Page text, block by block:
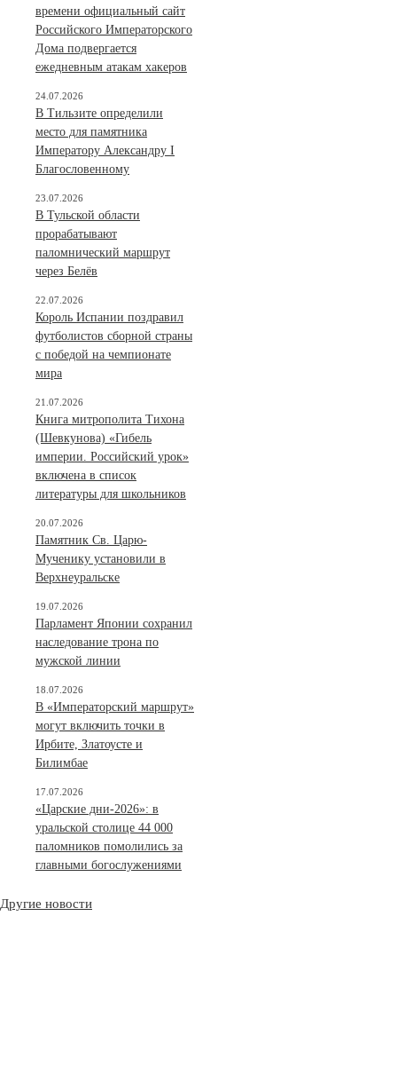
времени официальный сайт
Российского Императорского
Дома подвергается
ежедневным атакам хакеров
В Тильзите определили
место для памятника
Императору Александру I
Благословенному
24.07.2026
В Тульской области
прорабатывают
паломнический маршрут
через Белёв
23.07.2026
Король Испании поздравил
футболистов сборной страны
с победой на чемпионате
мира
22.07.2026
Книга митрополита Тихона
(Шевкунова) «Гибель
империи. Российский урок»
включена в список
литературы для школьников
21.07.2026
Памятник Св. Царю-
Мученику установили в
Верхнеуральске
20.07.2026
Парламент Японии сохранил
наследование трона по
мужской линии
19.07.2026
В «Императорский маршрут»
могут включить точки в
Ирбите, Златоусте и
Билимбае
18.07.2026
«Царские дни-2026»: в
уральской столице 44 000
паломников помолились за
главными богослужениями
17.07.2026
Другие новости